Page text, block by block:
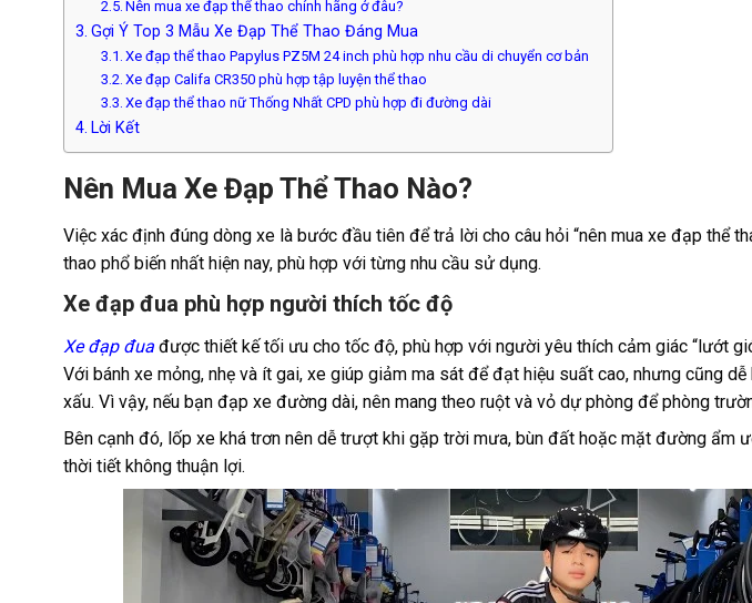
Nên mua xe đạp thể thao chính hãng ở đâu?
Gợi Ý Top 3 Mẫu Xe Đạp Thể Thao Đáng Mua
Xe đạp thể thao Papylus PZ5M 24 inch phù hợp nhu cầu di chuyển cơ bản
Xe đạp Califa CR350 phù hợp tập luyện thể thao
Xe đạp thể thao nữ Thống Nhất CPD phù hợp đi đường dài
Lời Kết
Nên Mua Xe Đạp Thể Thao Nào?
Việc xác định đúng dòng xe là bước đầu tiên để trả lời cho câu hỏi “nên mua xe đạp thể
thao phổ biến nhất hiện nay, phù hợp với từng nhu cầu sử dụng.
Xe đạp đua phù hợp người thích tốc độ
Xe đạp đua được thiết kế tối ưu cho tốc độ, phù hợp với người yêu thích cảm giác “lướt
Với bánh xe mỏng, nhẹ và ít gai, xe giúp giảm ma sát để đạt hiệu suất cao, nhưng cũng
xấu. Vì vậy, nếu bạn đạp xe đường dài, nên mang theo ruột và vỏ dự phòng để phòng
Bên cạnh đó, lốp xe khá trơn nên dễ trượt khi gặp trời mưa, bùn đất hoặc mặt đường ẩm
thời tiết không thuận lợi.